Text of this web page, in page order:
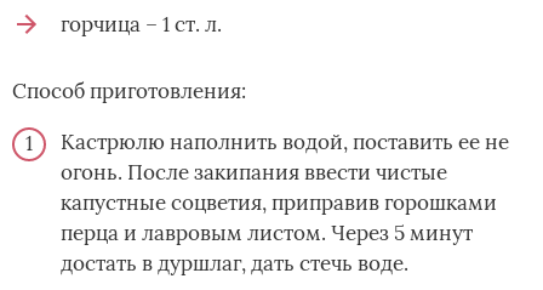
горчица – 1 ст. л.
Способ приготовления:
Кастрюлю наполнить водой, поставить ее не
огонь. После закипания ввести чистые
капустные соцветия, приправив горошками
перца и лавровым листом. Через 5 минут
достать в дуршлаг, дать стечь воде.